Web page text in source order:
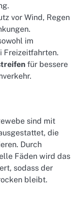
vor Wind, Regen
im
Freizeitfahrten.
für bessere
sind mit
die
Durch
Fäden wird das
sodass der
bleibt.